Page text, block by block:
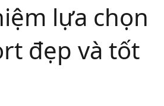
lựa chọn
đẹp và tốt